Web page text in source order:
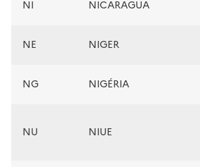
NI NICARAGUA
NE NIGER
NG NIGÉRIA
NU NIUE